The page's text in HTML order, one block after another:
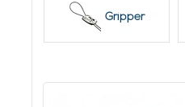
Flexibiliteit
:
Gemak van
Gripper